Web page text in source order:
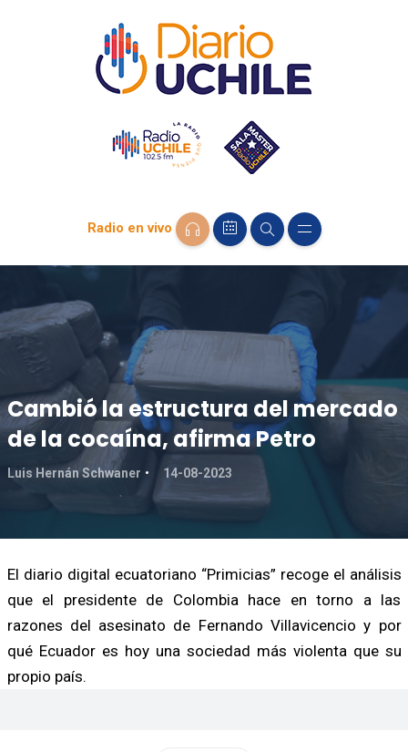
Radio en vivo
Cambió la estructura del mercado
de la cocaína, afirma Petro
Luis Hernán Schwaner 14-08-2023
El diario digital ecuatoriano “Primicias” recoge el análisis
que el presidente de Colombia hace en torno a las
razones del asesinato de Fernando Villavicencio y por
qué Ecuador es hoy una sociedad más violenta que su
propio país.